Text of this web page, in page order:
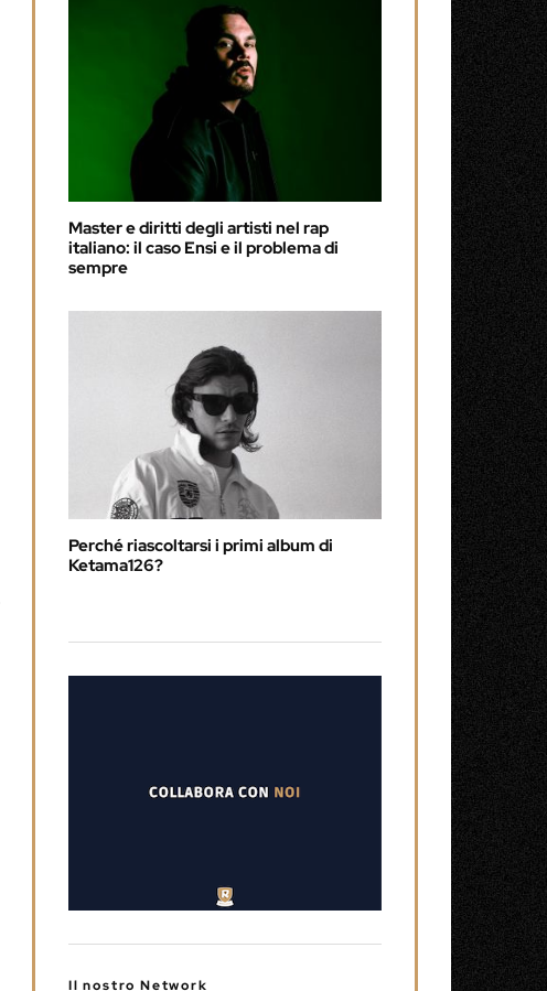
Master e diritti degli artisti nel rap
italiano: il caso Ensi e il problema di
sempre
Perché riascoltarsi i primi album di
Ketama126?
Il nostro Network